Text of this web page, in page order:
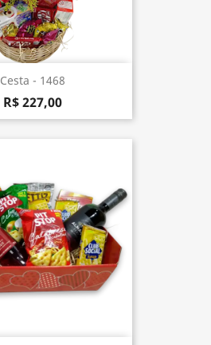
Cesta - 1468
R$ 227,00